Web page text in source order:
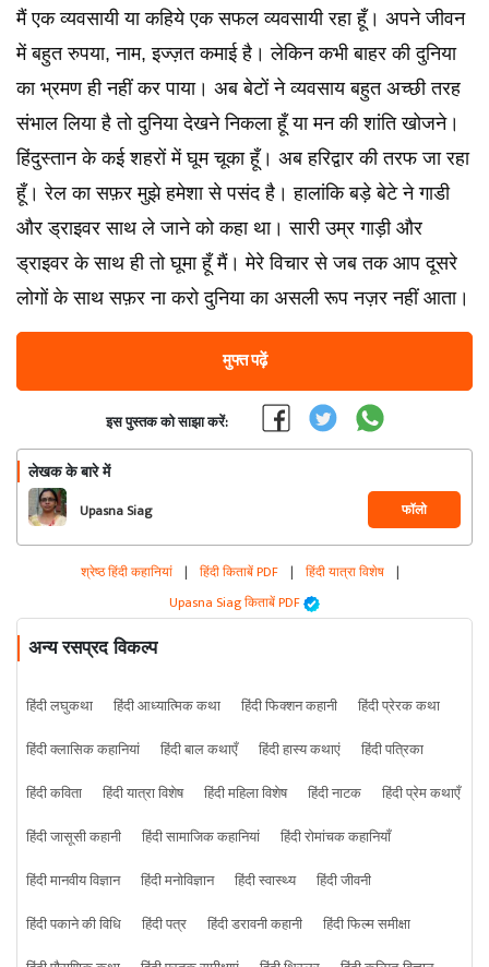
मैं एक व्यवसायी या कहिये एक सफल व्यवसायी रहा हूँ। अपने जीवन
में बहुत रुपया, नाम, इज्ज़त कमाई है। लेकिन कभी बाहर की दुनिया
का भ्रमण ही नहीं कर पाया। अब बेटों ने व्यवसाय बहुत अच्छी तरह
संभाल लिया है तो दुनिया देखने निकला हूँ या मन की शांति खोजने।
हिंदुस्तान के कई शहरों में घूम चूका हूँ। अब हरिद्वार की तरफ जा रहा
हूँ। रेल का सफ़र मुझे हमेशा से पसंद है। हालांकि बड़े बेटे ने गाडी
और ड्राइवर साथ ले जाने को कहा था। सारी उम्र गाड़ी और
ड्राइवर के साथ ही तो घूमा हूँ मैं। मेरे विचार से जब तक आप दूसरे
लोगों के साथ सफ़र ना करो दुनिया का असली रूप नज़र नहीं आता।
मुफ्त पढ़ें
इस पुस्तक को साझा करें:
लेखक के बारे में
Upasna Siag फॉलो
श्रेष्ठ हिंदी कहानियां | हिंदी किताबें PDF | हिंदी यात्रा विशेष |
Upasna Siag किताबें PDF
अन्य रसप्रद विकल्प
हिंदी लघुकथा हिंदी आध्यात्मिक कथा हिंदी फिक्शन कहानी
हिंदी प्रेरक कथा
हिंदी क्लासिक कहानियां
हिंदी बाल कथाएँ हिंदी हास्य कथाएं
हिंदी पत्रिका
हिंदी कविता
हिंदी यात्रा विशेष हिंदी महिला विशेष हिंदी नाटक
हिंदी प्रेम कथाएँ
हिंदी जासूसी कहानी
हिंदी सामाजिक कहानियां
हिंदी रोमांचक कहानियाँ
हिंदी मानवीय विज्ञान
हिंदी मनोविज्ञान हिंदी स्वास्थ्य
हिंदी जीवनी
हिंदी पकाने की विधि
हिंदी पत्र हिंदी डरावनी कहानी
हिंदी फिल्म समीक्षा